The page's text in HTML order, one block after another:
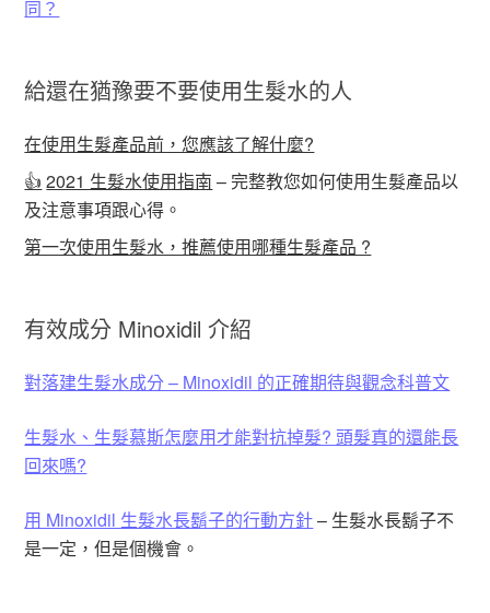
同？
給還在猶豫要不要使用生髮水的人
在使用生髮產品前，您應該了解什麼?
👍 2021 生髮水使用指南 – 完整教您如何使用生髮產品以
及注意事項跟心得。
第一次使用生髮水，推薦使用哪種生髮產品 ?
有效成分 Minoxidil 介紹
對落建生髮水成分 – Minoxidil 的正確期待與觀念科普文
生髮水、生髮慕斯怎麼用才能對抗掉髮? 頭髮真的還能長
回來嗎?
用 Minoxidil 生髮水長鬍子的行動方針– 生髮水長鬍子不
是一定，但是個機會。